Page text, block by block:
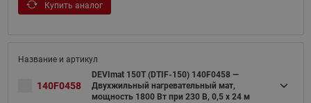
Купить аналог
140F0458
DEVImat 150T (DTIF-150) 140F0458 —
Двухжильный нагревательный мат,
мощность 1800 Вт при 230 В, 0,5 х 24 м